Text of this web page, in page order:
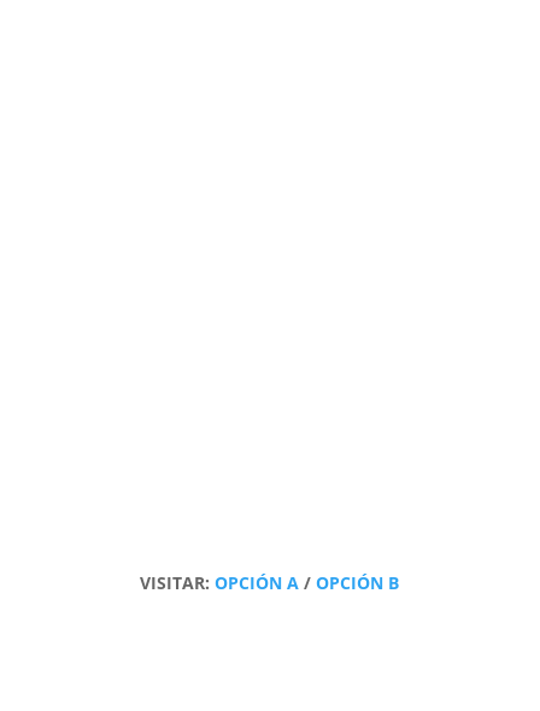
VISITAR:OPCIÓN A /OPCIÓN B